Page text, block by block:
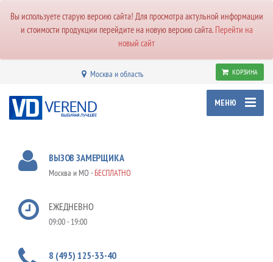
Вы используете старую версию сайта! Для просмотра актульной информации
и стоимости продукции перейдите на новую версию сайта. Перейти на
новый сайт
Москва и область КОРЗИНА
МЕНЮ
ВЫЗОВ ЗАМЕРЩИКА
Москва и МО -БЕСПЛАТНО
ЕЖЕДНЕВНО
09:00 - 19:00
8 (495) 125-33-40